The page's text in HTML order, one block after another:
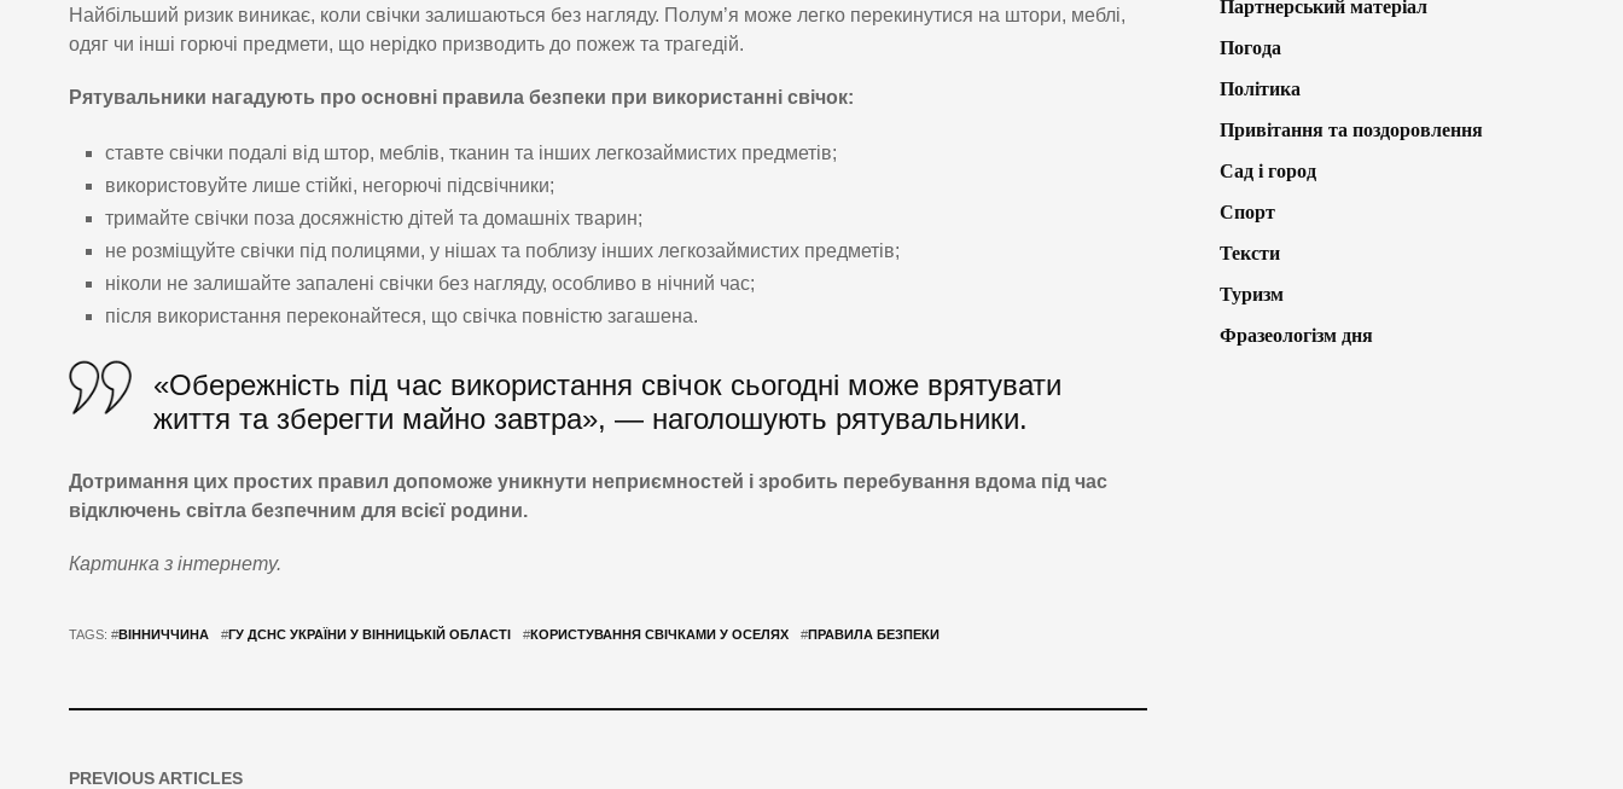
Найбільший ризик виникає, коли свічки залишаються без нагляду. Полум’я може легко перекинутися на штори, меблі,
одяг чи інші горючі предмети, що нерідко призводить до пожеж та трагедій.
Рятувальники нагадують про основні правила безпеки при використанні свічок:
ставте свічки подалі від штор, меблів, тканин та інших легкозаймистих предметів;
використовуйте лише стійкі, негорючі підсвічники;
тримайте свічки поза досяжністю дітей та домашніх тварин;
не розміщуйте свічки під полицями, у нішах та поблизу інших легкозаймистих предметів;
ніколи не залишайте запалені свічки без нагляду, особливо в нічний час;
після використання переконайтеся, що свічка повністю загашена.
«Обережність під час використання свічок сьогодні може врятувати
життя та зберегти майно завтра», — наголошують рятувальники.
Дотримання цих простих правил допоможе уникнути неприємностей і зробить перебування вдома під час
відключень світла безпечним для всієї родини.
Картинка з інтернету.
TAGS: #ВІННИЧЧИНА #ГУ ДСНС УКРАЇНИ У ВІННИЦЬКІЙ ОБЛАСТІ #КОРИСТУВАННЯ СВІЧКАМИ У ОСЕЛЯХ #ПРАВИЛА БЕЗПЕКИ
PREVIOUS ARTICLES
Партнерський матеріал
Погода
Політика
Привітання та поздоровлення
Сад і город
Спорт
Тексти
Туризм
Фразеологізм дня